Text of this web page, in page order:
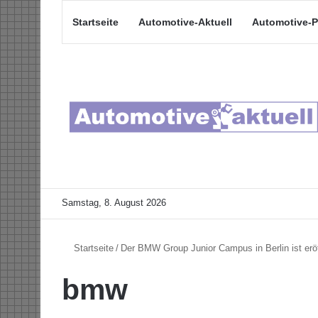
Startseite Automotive-Aktuell Automotive-
Samstag, 8. August 2026
Startseite / Der BMW Group Junior Campus in Berlin ist
bmw